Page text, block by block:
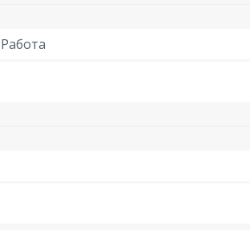
Работа